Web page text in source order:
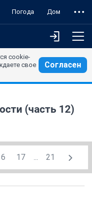
Погода Дом
cookie-
свое
Согласен